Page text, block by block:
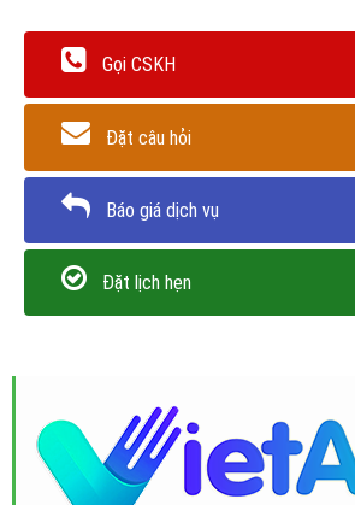
Gọi CSKH
Đặt câu hỏi
Báo giá dịch vụ
Đặt lịch hẹn